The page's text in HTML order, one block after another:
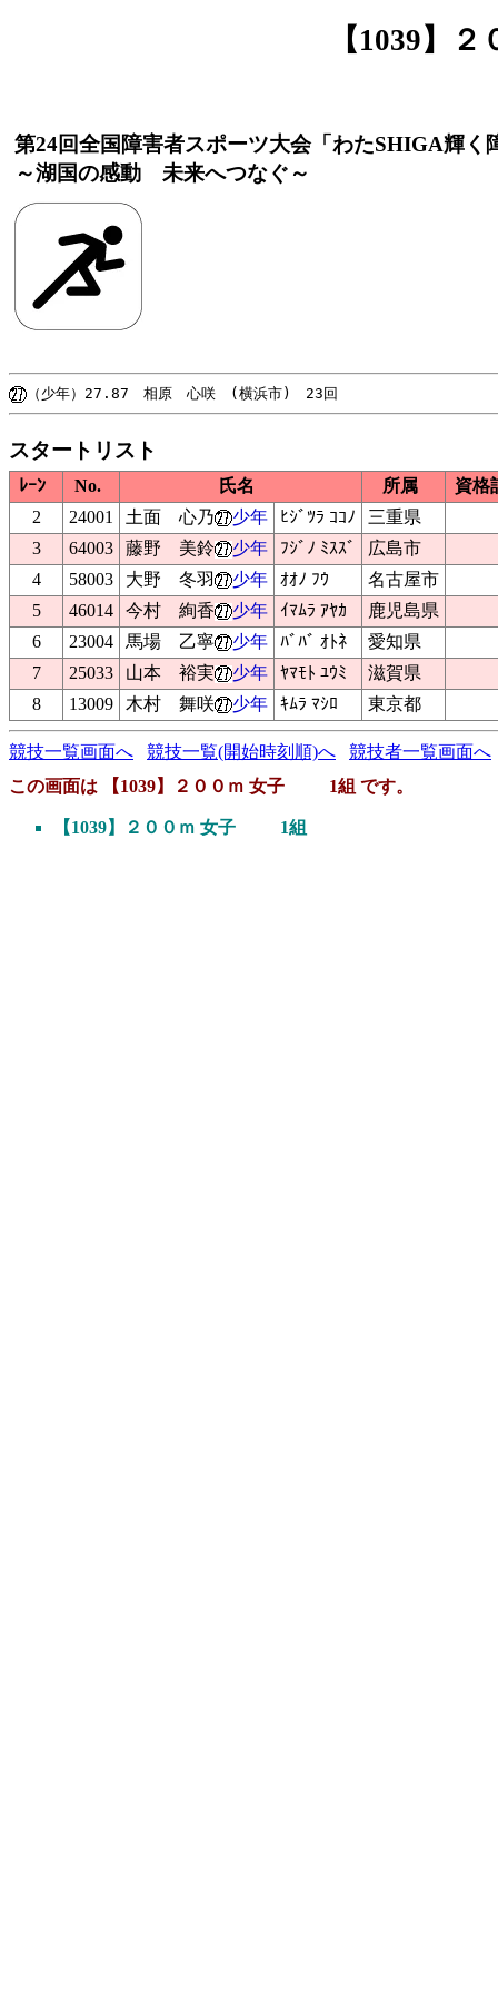
【1039】
第24回全国障害者スポーツ大会「わたSHIGA輝
～湖国の感動 未来へつなぐ～
スタートリスト
ﾚｰﾝ No. 氏名 所属
資格
2
24001 土面 心乃 少年 ﾋｼﾞﾂﾗ ｺｺﾉ
三重県
3
64003 藤野 美鈴 少年 ﾌｼﾞﾉ ﾐｽｽﾞ
広島市
4
58003 大野 冬羽 少年 ｵｵﾉ ﾌｳ
名古屋市
5
46014 今村 絢香 少年 ｲﾏﾑﾗ ｱﾔｶ
鹿児島県
6
23004 馬場 乙寧 少年 ﾊﾞﾊﾞ ｵﾄﾈ
愛知県
7
25033 山本 裕実 少年 ﾔﾏﾓﾄ ﾕｳﾐ
滋賀県
8
13009 木村 舞咲 少年 ｷﾑﾗ ﾏｼﾛ 東京都
競技一覧画面へ 競技一覧(開始時刻順)へ
競技者一覧画面へ
この画面は 【1039】２００ｍ 女子 1組 です。
【1039】２００ｍ 女子 1組